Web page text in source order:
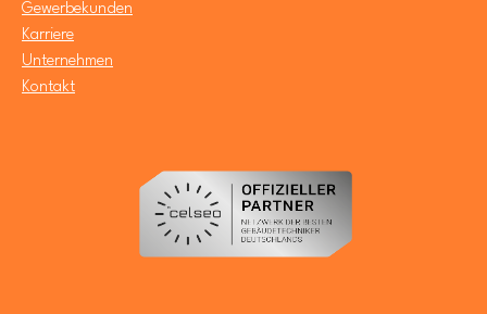
Gewerbekunden
Karriere
Unternehmen
Kontakt